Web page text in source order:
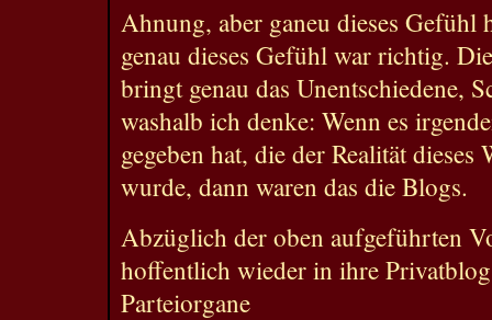
Ahnung, aber ganeu dieses Gefühl
genau dieses Gefühl war richtig.
bringt genau das Unentschiedene,
washalb ich denke: Wenn es
gegeben hat, die der Realität dieses
wurde, dann waren das die Blogs.
Abzüglich der oben aufgeführten
hoffentlich wieder in ihre
Parteiorgane